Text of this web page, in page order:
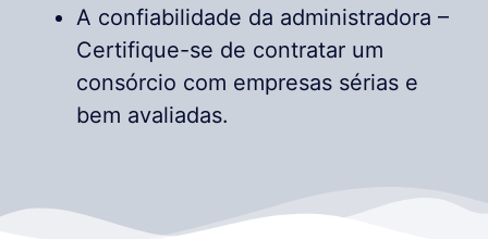
A confiabilidade da administradora –
Certifique-se de contratar um
consórcio com empresas sérias e
bem avaliadas.